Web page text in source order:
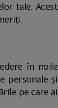
tale. Acest
în noile
personale și
pe care ai